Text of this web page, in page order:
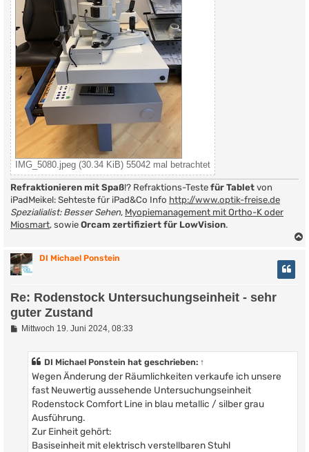
IMG_5080.jpeg (30.34 KiB) 55042 mal betrachtet
Refraktionieren mit Spaß!? Refraktions-Teste für Tablet von
iPadMeikel: Sehteste für iPad&Co Info http://www.optik-freise.de
Spezialialist: Besser Sehen, Myopiemanagement mit Ortho-K oder
Miosmart, sowie Orcam zertifiziert für LowVision.
DI Michael Ponstein
Re: Rodenstock Untersuchungseinheit - sehr
guter Zustand
BMittwoch 19. Juni 2024, 08:33
DI Michael Ponstein hat geschrieben: ↑
Wegen Änderung der Räumlichkeiten verkaufe ich unsere
fast Neuwertig aussehende Untersuchungseinheit
Rodenstock Comfort Line in blau metallic / silber grau
Ausführung.
Zur Einheit gehört:
Basiseinheit mit elektrisch verstellbaren Stuhl